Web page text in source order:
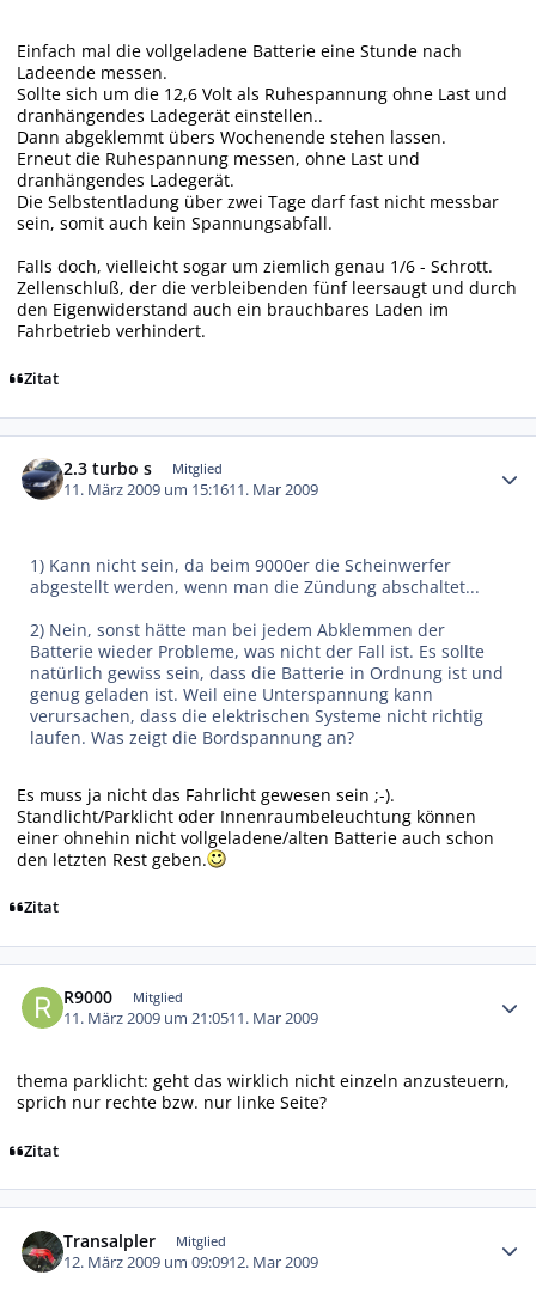
Einfach mal die vollgeladene Batterie eine Stunde nach
Ladeende messen.
Sollte sich um die 12,6 Volt als Ruhespannung ohne Last und
dranhängendes Ladegerät einstellen..
Dann abgeklemmt übers Wochenende stehen lassen.
Erneut die Ruhespannung messen, ohne Last und
dranhängendes Ladegerät.
Die Selbstentladung über zwei Tage darf fast nicht messbar
sein, somit auch kein Spannungsabfall.
Falls doch, vielleicht sogar um ziemlich genau 1/6 - Schrott.
Zellenschluß, der die verbleibenden fünf leersaugt und durch
den Eigenwiderstand auch ein brauchbares Laden im
Fahrbetrieb verhindert.
Zitat
2.3 turbo s Mitglied
11. März 2009 um 15:1611. Mar 2009
1) Kann nicht sein, da beim 9000er die Scheinwerfer
abgestellt werden, wenn man die Zündung abschaltet...
2) Nein, sonst hätte man bei jedem Abklemmen der
Batterie wieder Probleme, was nicht der Fall ist. Es sollte
natürlich gewiss sein, dass die Batterie in Ordnung ist und
genug geladen ist. Weil eine Unterspannung kann
verursachen, dass die elektrischen Systeme nicht richtig
laufen. Was zeigt die Bordspannung an?
Es muss ja nicht das Fahrlicht gewesen sein ;-).
Standlicht/Parklicht oder Innenraumbeleuchtung können
einer ohnehin nicht vollgeladene/alten Batterie auch schon
den letzten Rest geben.
Zitat
R9000 Mitglied
11. März 2009 um 21:0511. Mar 2009
thema parklicht: geht das wirklich nicht einzeln anzusteuern,
sprich nur rechte bzw. nur linke Seite?
Zitat
Transalpler Mitglied
12. März 2009 um 09:0912. Mar 2009